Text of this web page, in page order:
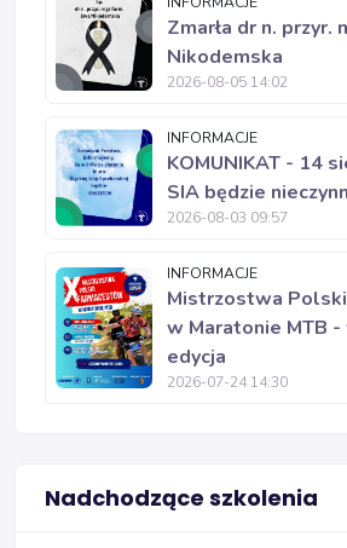
Zmarła dr n. przyr.
Nikodemska
2026-08-05 14:02
INFORMACJE
KOMUNIKAT - 14
SIA będzie
2026-08-03 09:57
INFORMACJE
Mistrzostwa
w Maratonie MTB
edycja
2026-07-24 14:30
Nadchodzące szkolenia